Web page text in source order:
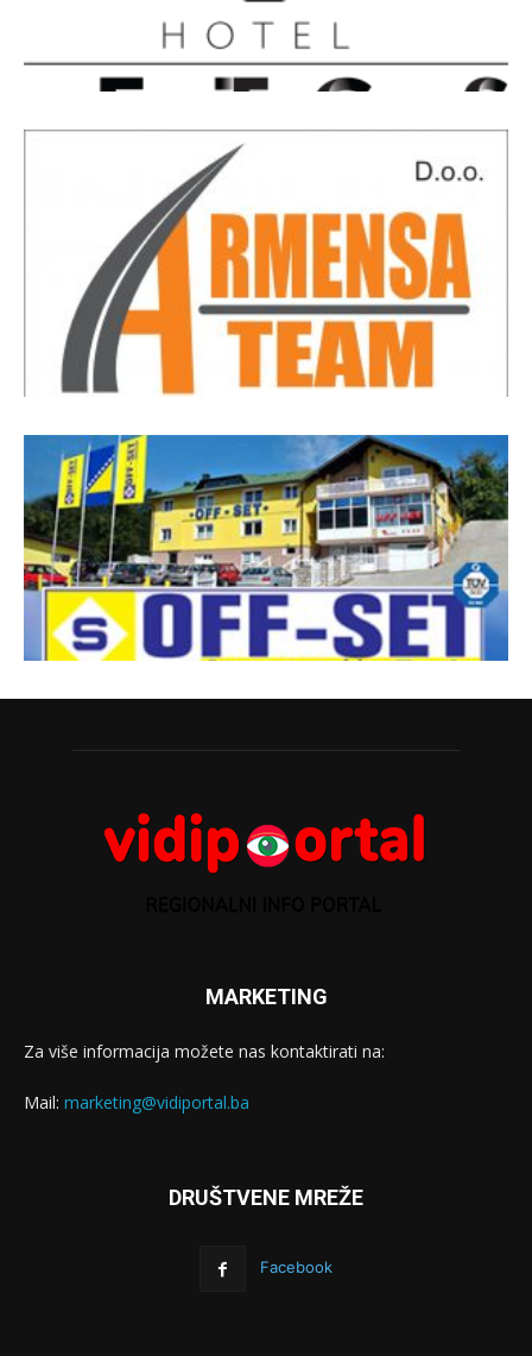
MARKETING
Za više informacija možete nas kontaktirati na:
Mail: marketing@vidiportal.ba
DRUŠTVENE MREŽE
Facebook